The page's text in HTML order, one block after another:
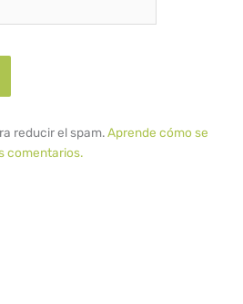
reducir el spam.Aprende cómo se
comentarios.